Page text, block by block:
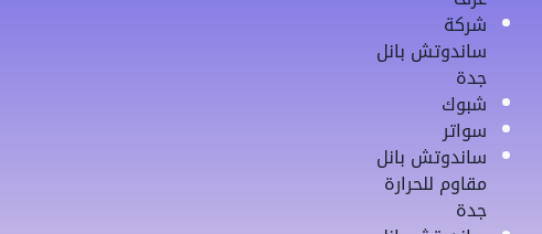
شركة
ساندوتش بانل
جدة
شبوك
سواتر
ساندوتش بانل
مقاوم للحرارة
جدة